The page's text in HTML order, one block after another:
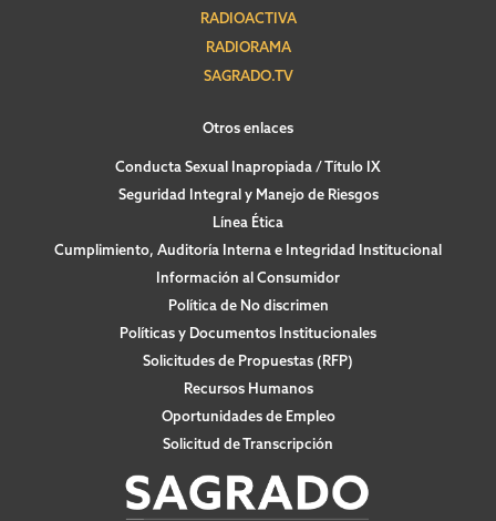
RADIOACTIVA
RADIORAMA
SAGRADO.TV
Otros enlaces
Conducta Sexual Inapropiada / Título IX
Seguridad Integral y Manejo de Riesgos
Línea Ética
Cumplimiento, Auditoría Interna e Integridad Institucional
Información al Consumidor
Política de No discrimen
Políticas y Documentos Institucionales
Solicitudes de Propuestas (RFP)
Recursos Humanos
Oportunidades de Empleo
Solicitud de Transcripción